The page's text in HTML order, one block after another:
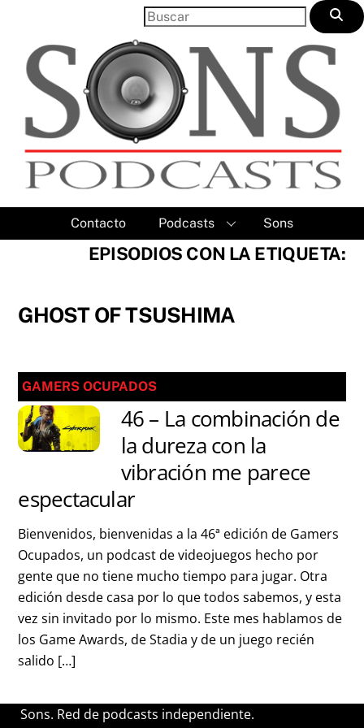
content
Contacto Podcasts Sons
EPISODIOS CON LA ETIQUETA:
GHOST OF TSUSHIMA
GAMERS OCUPADOS
46 – La combinación de
la dureza con la
vibración me parece
espectacular
Bienvenidos, bienvenidas a la 46ª edición de Gamers
Ocupados, un podcast de videojuegos hecho por
gente que no tiene mucho tiempo para jugar. Otra
edición desde casa por lo que todos sabemos, y esta
vez sin invitado por lo mismo. Este mes hablamos de
los Game Awards, de Stadia y de un juego recién
salido […]
Sons. Red de podcasts independiente.